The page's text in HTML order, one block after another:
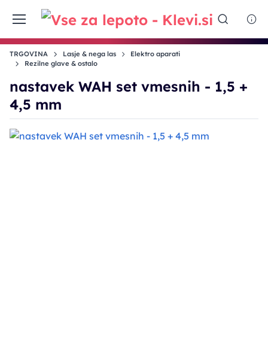
TRGOVINA Lasje & nega las
Elektro aparati
Rezilne glave & ostalo
nastavek WAH set vmesnih - 1,5 +
4,5 mm